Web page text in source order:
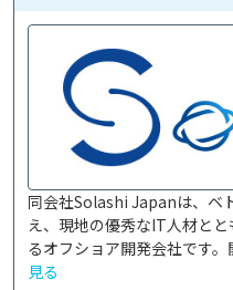
同会社Solashi Japanは、ベ
え、現地の優秀なIT人材と
るオフショア開発会社です
見る